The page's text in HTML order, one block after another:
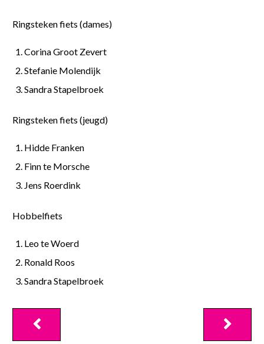
Ringsteken fiets (dames)
Corina Groot Zevert
Stefanie Molendijk
Sandra Stapelbroek
Ringsteken fiets (jeugd)
Hidde Franken
Finn te Morsche
Jens Roerdink
Hobbelfiets
Leo te Woerd
Ronald Roos
Sandra Stapelbroek